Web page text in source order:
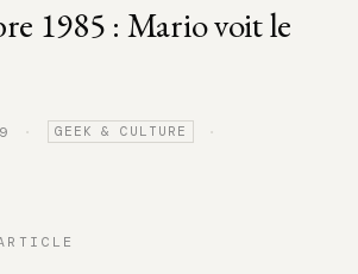
1985 : Mario voit le
· GEEK & CULTURE ·